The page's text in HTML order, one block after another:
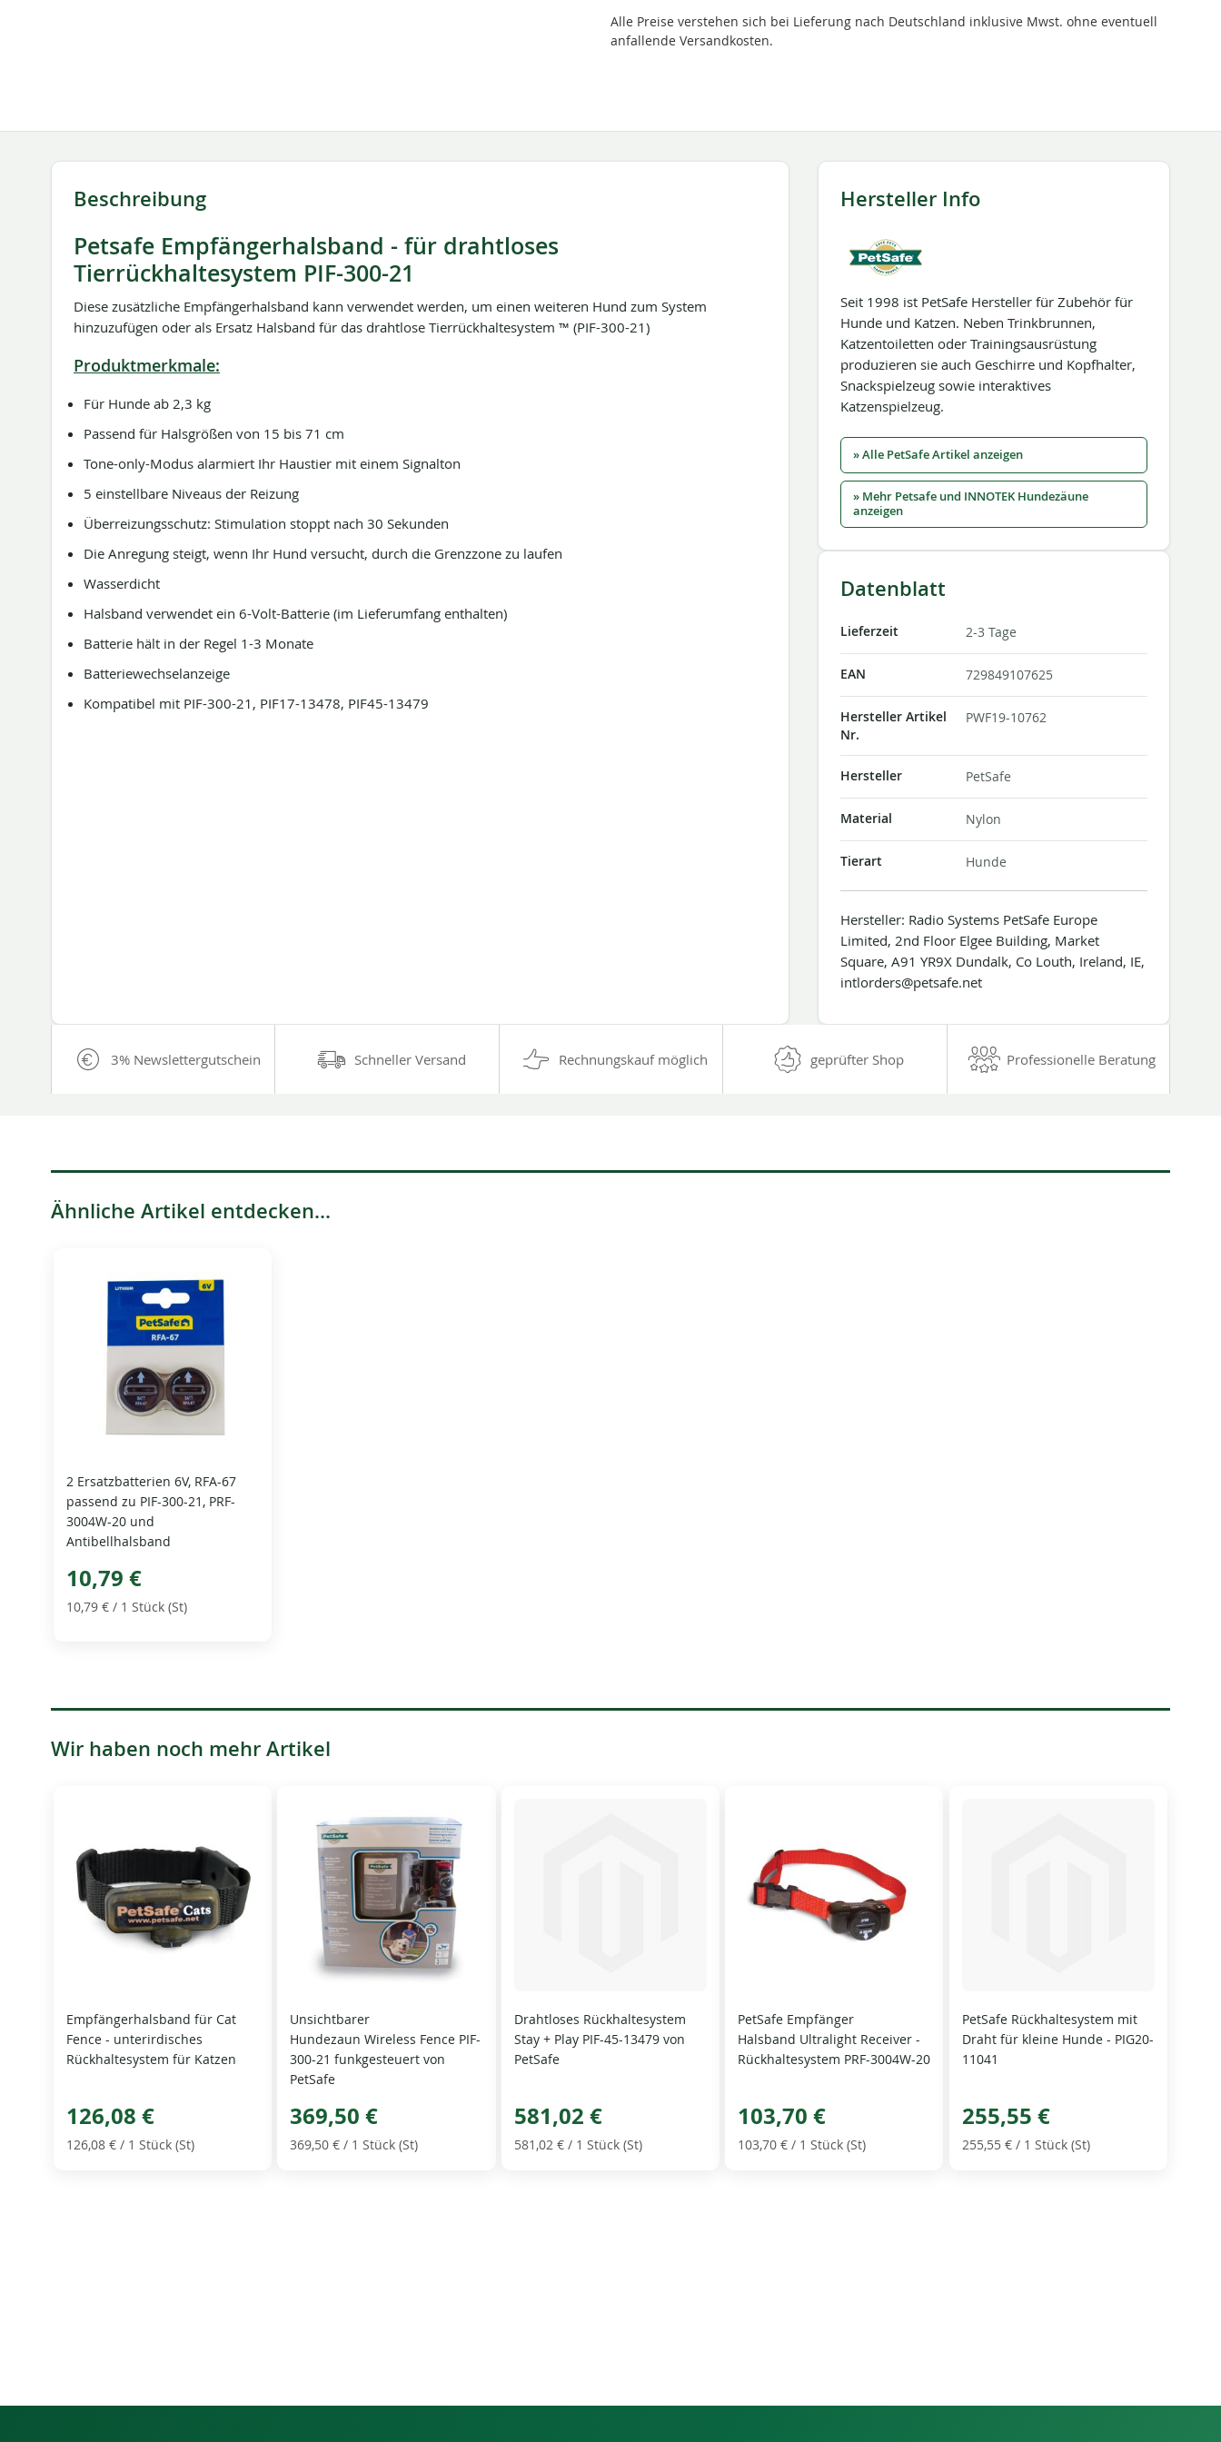
Alle Preise verstehen sich bei Lieferung nach Deutschland inklusive Mwst. ohne eventuell
anfallende Versandkosten.
Beschreibung
Petsafe Empfängerhalsband - für drahtloses
Tierrückhaltesystem PIF-300-21
Diese zusätzliche Empfängerhalsband kann verwendet werden, um einen weiteren Hund zum System
hinzuzufügen oder als Ersatz Halsband für das drahtlose Tierrückhaltesystem ™ (PIF-300-21)
Produktmerkmale:
Für Hunde ab 2,3 kg
Passend für Halsgrößen von 15 bis 71 cm
Tone-only-Modus alarmiert Ihr Haustier mit einem Signalton
5 einstellbare Niveaus der Reizung
Überreizungsschutz: Stimulation stoppt nach 30 Sekunden
Die Anregung steigt, wenn Ihr Hund versucht, durch die Grenzzone zu laufen
Wasserdicht
Halsband verwendet ein 6-Volt-Batterie (im Lieferumfang enthalten)
Batterie hält in der Regel 1-3 Monate
Batteriewechselanzeige
Kompatibel mit PIF-300-21, PIF17-13478, PIF45-13479
Hersteller Info
Seit 1998 ist PetSafe Hersteller für Zubehör für
Hunde und Katzen. Neben Trinkbrunnen,
Katzentoiletten oder Trainingsausrüstung
produzieren sie auch Geschirre und Kopfhalter,
Snackspielzeug sowie interaktives
Katzenspielzeug.
» Alle PetSafe Artikel anzeigen
» Mehr Petsafe und INNOTEK Hundezäune
anzeigen
Datenblatt
Lieferzeit 2-3 Tage
EAN 729849107625
Hersteller Artikel
Nr.
PWF19-10762
Hersteller PetSafe
Material Nylon
Tierart Hunde
Hersteller: Radio Systems PetSafe Europe
Limited, 2nd Floor Elgee Building, Market
Square, A91 YR9X Dundalk, Co Louth, Ireland, IE,
intlorders@petsafe.net
3% Newslettergutschein Schneller Versand Rechnungskauf möglich geprüfter Shop Professionelle Beratung
Ähnliche Artikel entdecken...
2 Ersatzbatterien 6V, RFA-67
passend zu PIF-300-21, PRF-
3004W-20 und
Antibellhalsband
10,79 €
10,79 € / 1 Stück (St)
Wir haben noch mehr Artikel
Empfängerhalsband für Cat
Fence - unterirdisches
Rückhaltesystem für Katzen
126,08 €
126,08 € / 1 Stück (St)
Unsichtbarer
Hundezaun Wireless Fence PIF-
300-21 funkgesteuert von
PetSafe
369,50 €
369,50 € / 1 Stück (St)
Drahtloses Rückhaltesystem
Stay + Play PIF-45-13479 von
PetSafe
581,02 €
581,02 €/ 1 Stück (St)
PetSafe Empfänger
Halsband Ultralight Receiver -
Rückhaltesystem PRF-3004W-20
103,70 €
103,70 € / 1 Stück (St)
PetSafe Rückhaltesystem mit
Draht für kleine Hunde - PIG20-
11041
255,55 €
255,55 €/ 1 Stück (St)